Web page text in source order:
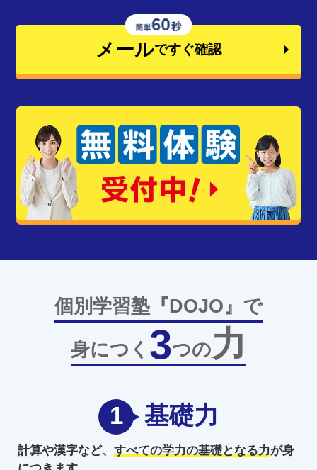
メールですぐ確認
個別学習塾『DOJO』で
身につく 3つの力
1 基礎力
計算や漢字など、 すべての学力の基礎となる力が身